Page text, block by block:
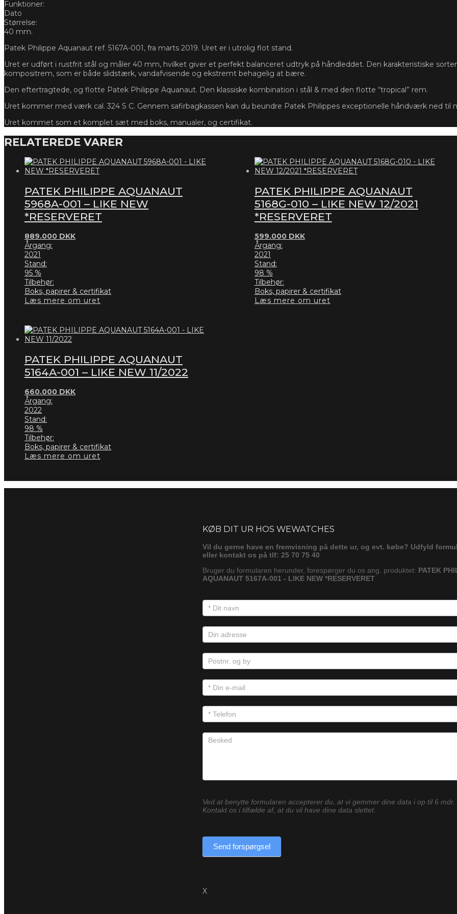
Funktioner:
Dato
Størrelse:
40 mm.
Patek Philippe Aquanaut ref. 5167A-001, fra marts 2019. Uret er i utrolig flot stand.
Uret er udført i rustfrit stål og måler 40 mm, hvilket giver et perfekt balanceret udtryk på håndleddet. Den karakteristiske
kompositrem, som er både slidstærk, vandafvisende og ekstremt behagelig at bære.
Den eftertragtede, og flotte Patek Philippe Aquanaut. Den klassiske kombination i stål & med den flotte “tropical” rem.
Uret kommer med værk cal. 324 S C. Gennem safirbagkassen kan du beundre Patek Philippes exceptionelle håndværk ned til
Uret kommet som et komplet sæt med boks, manualer, og certifikat.
RELATEREDE VARER
PATEK PHILIPPE AQUANAUT
5968A-001 – LIKE NEW
*RESERVERET
889.000 DKK
Årgang:
2021
Stand:
95 %
Tilbehør:
Boks, papirer & certifikat
Læs mere om uret
PATEK PHILIPPE AQUANAUT
5168G-010 – LIKE NEW 12/2021
*RESERVERET
599.000 DKK
Årgang:
2021
Stand:
98 %
Tilbehør:
Boks, papirer & certifikat
Læs mere om uret
PATEK PHILIPPE AQUANAUT
5164A-001 – LIKE NEW 11/2022
660.000 DKK
Årgang:
2022
Stand:
98 %
Tilbehør:
Boks, papirer & certifikat
Læs mere om uret
KØB DIT UR HOS WEWATCHES
Vil du gerne have en fremvisning på dette ur, og evt. købe? Udfyld
eller kontakt os på tlf: 25 70 75 40
Bruger du formularen herunder, forespørger du os ang. produktet: PATEK
AQUANAUT 5167A-001 - LIKE NEW *RESERVERET
Ved at benytte formularen accepterer du, at vi gemmer dine data i op til 6 mdr.
Kontakt os i tilfælde af, at du vil have dine data slettet.
Send forspørgsel
X